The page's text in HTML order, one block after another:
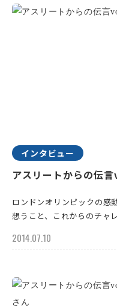
インタビュー
アスリートからの伝
ロンドンオリンピックの感
想うこと、これからのチャ
2014.07.10